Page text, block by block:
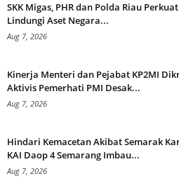
SKK Migas, PHR dan Polda Riau
Lindungi Aset Negara...
Aug 7, 2026
Kinerja Menteri dan Pejabat KP2MI
Aktivis Pemerhati PMI Desak...
Aug 7, 2026
Hindari Kemacetan Akibat Semarak
KAI Daop 4 Semarang Imbau...
Aug 7, 2026